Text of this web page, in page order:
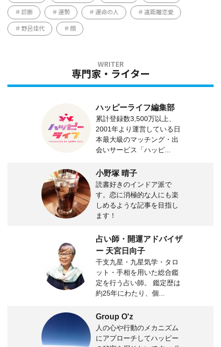
診断 運勢 運命の人 遠距離恋愛
野呂佳代 顔
専門家・ライター
ハッピーライフ編集部
累計登録数3,500万以上、
2001年より運営している日
本最大級のマッチング・出
会いサービス「ハッピ...
小野塚 晴子
読書好きのインドア派で
す。恋に消極的な人にも楽
しめるような記事を目指し
ます！
占い師・開運アドバイザ
ー 天宮日向子
干支九星・九星気学・タロ
ット・手相を用いた総合鑑
定を行う占い師。 鑑定歴は
約25年にわたり、個...
Group O'z
人の心や行動のメカニズム
にアプローチしてハッピー